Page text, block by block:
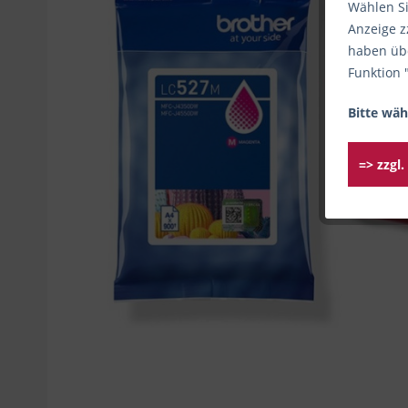
Wählen
Anzeige
haben
Funktion
Bitte
=>